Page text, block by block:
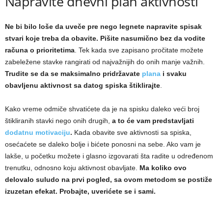
Ne bi bilo loše da uveče pre nego legnete napravite spisak
stvari koje treba da obavite. Pišite nasumično bez da vodite
računa o prioritetima. Tek kada sve zapisano pročitate možete
zabeležene stavke rangirati od najvažnijih do onih manje važnih.
Trudite se da se maksimalno pridržavate plana i svaku
obavljenu aktivnost sa datog spiska štiklirajte.
Kako vreme odmiče shvatićete da je na spisku daleko veći broj
štikliranih stavki nego onih drugih, a to će vam predstavljati
dodatnu motivaciju. Kada obavite sve aktivnosti sa spiska,
osećaćete se daleko bolje i bićete ponosni na sebe. Ako vam je
lakše, u početku možete i glasno izgovarati šta radite u određenom
trenutku, odnosno koju aktivnost obavljate. Ma koliko ovo
delovalo suludo na prvi pogled, sa ovom metodom se postiže
izuzetan efekat. Probajte, uverićete se i sami.